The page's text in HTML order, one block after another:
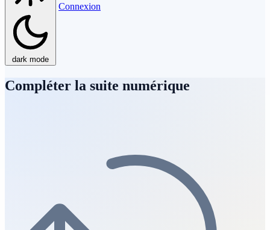
dark mode
Connexion
Compléter la suite numérique